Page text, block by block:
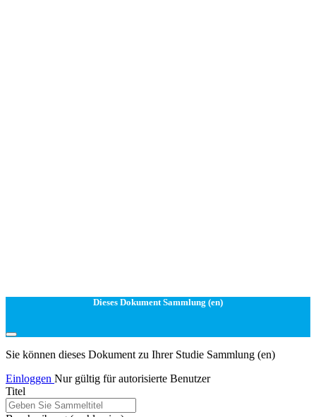
Dieses Dokument Sammlung (en)
Sie können dieses Dokument zu Ihrer Studie Sammlung (en)
Einloggen Nur gültig für autorisierte Benutzer
Titel